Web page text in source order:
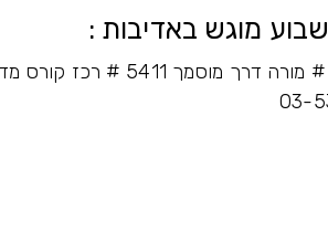
מוגש באדיבות :
5411 # רכז קורס מדריכים עם נכויות